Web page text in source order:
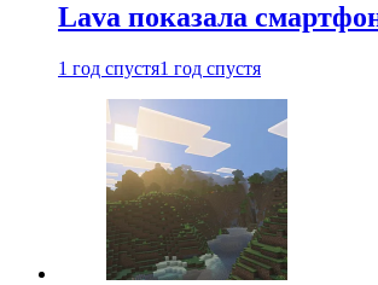
Lava показала
1 год спустя1 год спустя